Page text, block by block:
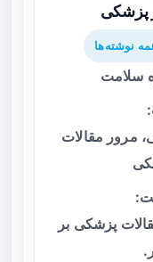
پزشکی
نوشته‌ها
سلامت
مرور مقالات
پزشکی بر